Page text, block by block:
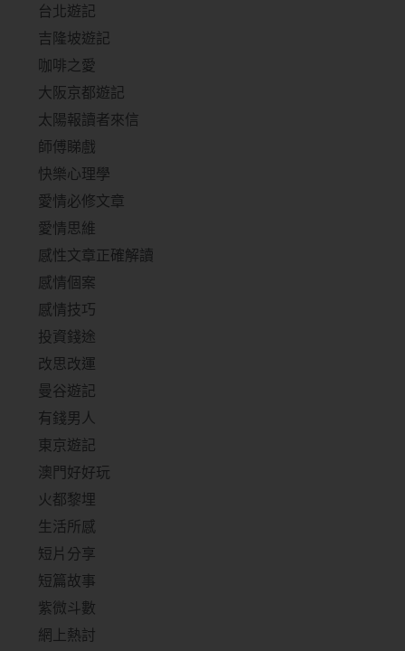
台北遊記
吉隆坡遊記
咖啡之愛
大阪京都遊記
太陽報讀者來信
師傅睇戲
快樂心理學
愛情必修文章
愛情思維
感性文章正確解讀
感情個案
感情技巧
投資錢途
改思改運
曼谷遊記
有錢男人
東京遊記
澳門好好玩
火都黎埋
生活所感
短片分享
短篇故事
紫微斗數
網上熱討